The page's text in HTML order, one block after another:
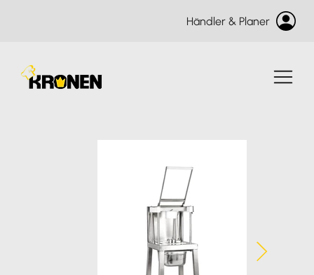
Händler & Planer